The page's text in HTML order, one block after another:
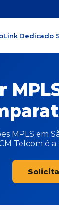
Link Dedicado
MPLS em
Telcom é